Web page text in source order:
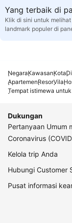
Yang terbaik di
Klik di sini untuk
landmark populer di
NegaraKawasanKota
ApartemenResorVila
Tempat istimewa
Dukungan
Pertanyaan Umum
Coronavirus
Kelola trip Anda
Hubungi Customer
Pusat informasi